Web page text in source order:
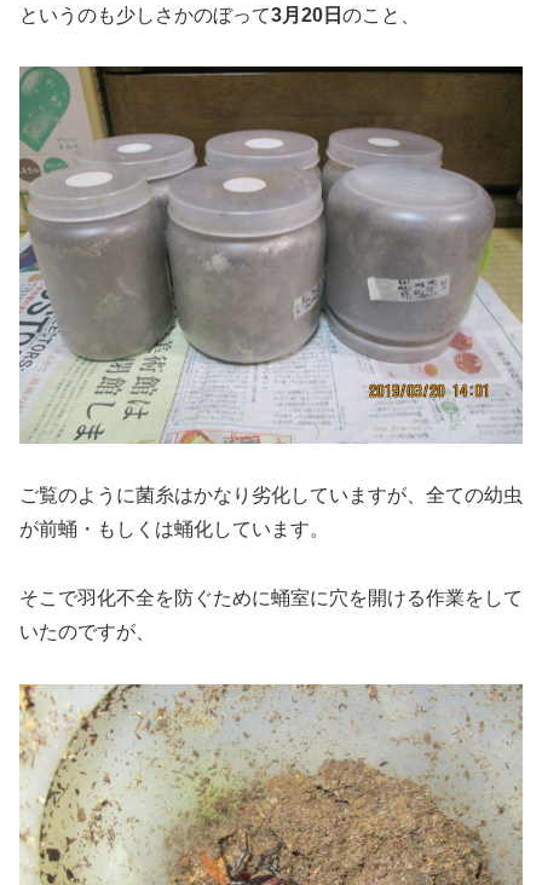
というのも少しさかのぼって3月20日 のこと、
ご覧のように菌糸はかなり劣化していますが、全ての幼虫
が前蛹・もしくは蛹化しています。
そこで羽化不全を防ぐために蛹室に穴を開ける作業をして
いたのですが、